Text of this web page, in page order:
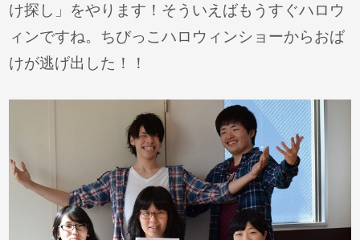
け探し」をやります！そういえばもうすぐハロウ
ィンですね。ちびっこハロウィンショーからおば
けが逃げ出した！！